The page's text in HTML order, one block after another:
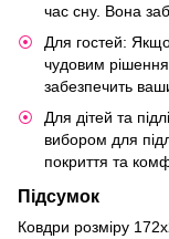
час сну. Вона
Для гостей:
чудовим
забезпечить
Для дітей та
вибором для
покриття та
Підсумок
Ковдри розміру